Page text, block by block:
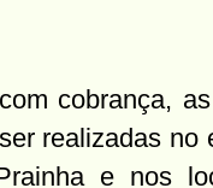
cobrança,
realizadas no
e nos